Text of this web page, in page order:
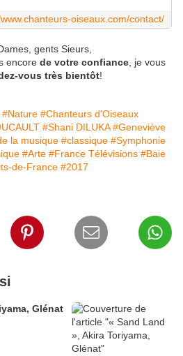
oiseaux.com/contact/
gents Sieurs,
encore de votre confiance, je vous
vous très bientôt!
#Nature #Chanteurs d'Oiseaux
#Shani DILUKA #Geneviève
la musique #classique #Symphonie
#Arte #France Télévisions #Baie
de-France #2017
Glénat